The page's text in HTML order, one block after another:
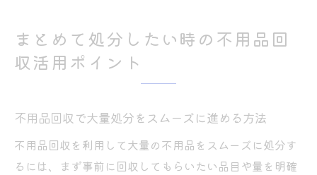
まとめて処分したい時の不用品回
収活用ポイント
不用品回収で大量処分をスムーズに進める方法
不用品回収を利用して大量の不用品をスムーズに処分す
るには、まず事前に回収してもらいたい品目や量を明確